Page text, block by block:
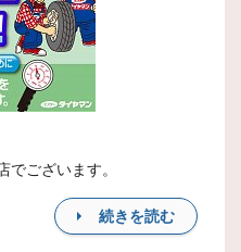
でございます。
続きを読む